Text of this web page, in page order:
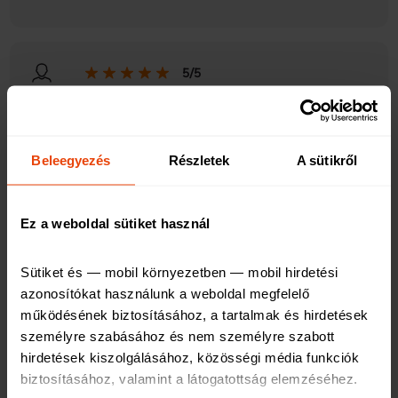
Beleegyezés Részletek A sütikről
Ez a weboldal sütiket használ
Sütiket és — mobil környezetben — mobil hirdetési
azonosítókat használunk a weboldal megfelelő
működésének biztosításához, a tartalmak és hirdetések
személyre szabásához és nem személyre szabott
hirdetések kiszolgálásához, közösségi média funkciók
biztosításához, valamint a látogatottság elemzéséhez.
5/5
Utazás előtt:
Szerencsére nem kellett igénybe venni.